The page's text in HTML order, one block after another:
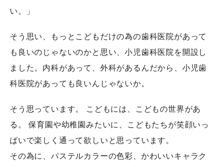
い。」
そう思い、もっとこどもだけの為の歯科医院があって
も良いのじゃないのかと思い、小児歯科医院を開設し
ました。内科があって、外科があるんだから、小児歯
科医院があっても良いんじゃないか。
そう思っています。 こどもには、こどもの世界があ
る。 保育園や幼稚園みたいに、こどもたちが笑顔いっ
ぱいで楽しく通って欲しいと思っています。
その為に、パステルカラーの色彩、かわいいキャラク